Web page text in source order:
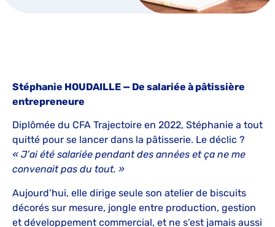
Stéphanie HOUDAILLE — De salariée à pâtissière
entrepreneure
Diplômée du CFA Trajectoire en 2022, Stéphanie a tout
quitté pour se lancer dans la pâtisserie. Le déclic ?
« J’ai été salariée pendant des années et ça ne me
convenait pas du tout. »
Aujourd’hui, elle dirige seule son atelier de biscuits
décorés sur mesure, jongle entre production, gestion
et développement commercial, et ne s’est jamais aussi